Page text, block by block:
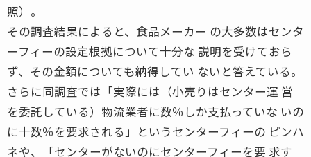
照）。
その調査結果によると、食品メーカー の大多数はセンタ
ーフィーの設定根拠について十分な 説明を受けておら
ず、その金額についても納得してい ないと答えている。
さらに同調査では「実際には（小売りはセンター運 営
を委託している）物流業者に数％しか支払っていな いの
に十数％を要求される」というセンターフィーの ピンハ
ネや、「センターがないのにセンターフィーを要 求す